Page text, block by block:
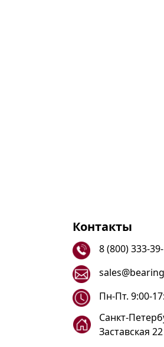
Контакты
8 (800) 333-
Санкт-
Заставская
Пн-Пт. 9:00-